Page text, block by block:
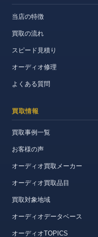
当店の特徴
買取の流れ
スピード見積り
オーディオ修理
よくある質問
買取情報
買取事例一覧
お客様の声
オーディオ買取メーカー
オーディオ買取品目
買取対象地域
オーディオデータベース
オーディオTOPICS